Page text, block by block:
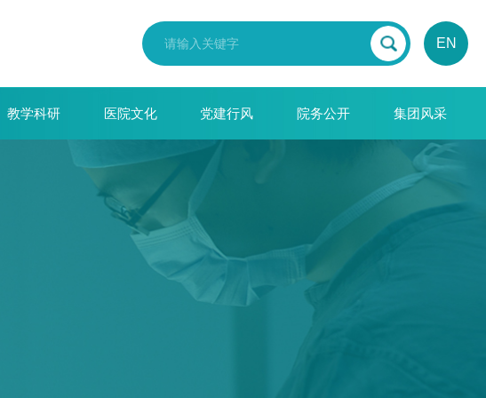
EN
教学科研 医院文化 党建行风 院务公开 集团风采